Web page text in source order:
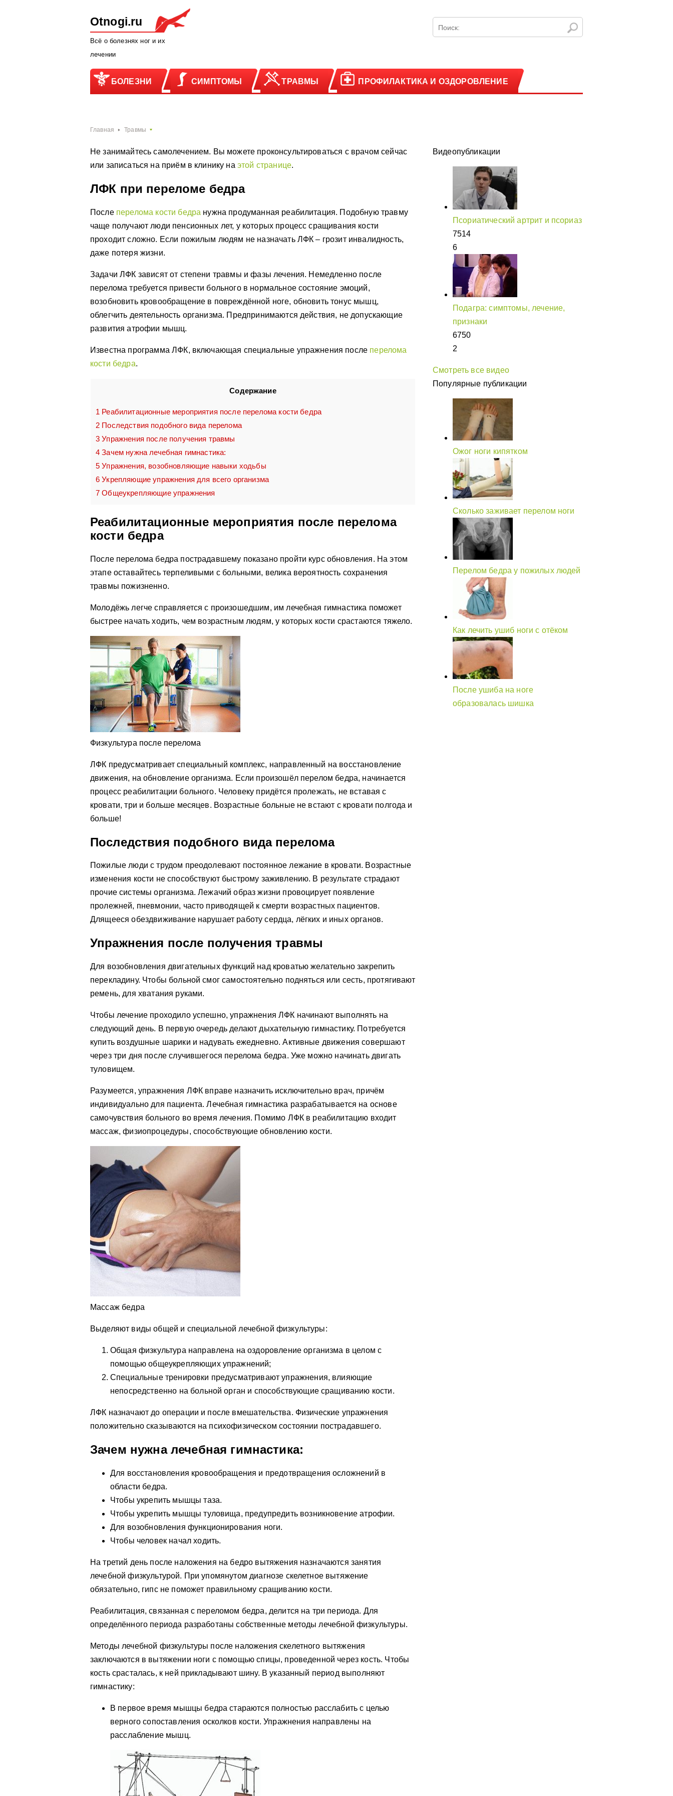
Otnogi.ru
Всё о болезнях ног и их
лечении
БОЛЕЗНИ СИМПТОМЫ ТРАВМЫ ПРОФИЛАКТИКА И ОЗДОРОВЛЕНИЕ
Главная Травмы
Не занимайтесь самолечением. Вы можете проконсультироваться с врачом сейчас
или записаться на приём в клинику на этой странице.
ЛФК при переломе бедра
После перелома кости бедра нужна продуманная реабилитация. Подобную травму
чаще получают люди пенсионных лет, у которых процесс сращивания кости
проходит сложно. Если пожилым людям не назначать ЛФК – грозит инвалидность,
даже потеря жизни.
Задачи ЛФК зависят от степени травмы и фазы лечения. Немедленно после
перелома требуется привести больного в нормальное состояние эмоций,
возобновить кровообращение в повреждённой ноге, обновить тонус мышц,
облегчить деятельность организма. Предпринимаются действия, не допускающие
развития атрофии мышц.
Известна программа ЛФК, включающая специальные упражнения после перелома
кости бедра.
Содержание
1 Реабилитационные мероприятия после перелома кости бедра
2 Последствия подобного вида перелома
3 Упражнения после получения травмы
4 Зачем нужна лечебная гимнастика:
5 Упражнения, возобновляющие навыки ходьбы
6 Укрепляющие упражнения для всего организма
7 Общеукрепляющие упражнения
Реабилитационные мероприятия после перелома
кости бедра
После перелома бедра пострадавшему показано пройти курс обновления. На этом
этапе оставайтесь терпеливыми с больными, велика вероятность сохранения
травмы пожизненно.
Молодёжь легче справляется с произошедшим, им лечебная гимнастика поможет
быстрее начать ходить, чем возрастным людям, у которых кости срастаются тяжело.
Физкультура после перелома
ЛФК предусматривает специальный комплекс, направленный на восстановление
движения, на обновление организма. Если произошёл перелом бедра, начинается
процесс реабилитации больного. Человеку придётся пролежать, не вставая с
кровати, три и больше месяцев. Возрастные больные не встают с кровати полгода и
больше!
Последствия подобного вида перелома
Пожилые люди с трудом преодолевают постоянное лежание в кровати. Возрастные
изменения кости не способствуют быстрому заживлению. В результате страдают
прочие системы организма. Лежачий образ жизни провоцирует появление
пролежней, пневмонии, часто приводящей к смерти возрастных пациентов.
Длящееся обездвиживание нарушает работу сердца, лёгких и иных органов.
Упражнения после получения травмы
Для возобновления двигательных функций над кроватью желательно закрепить
перекладину. Чтобы больной смог самостоятельно подняться или сесть, протягивают
ремень, для хватания руками.
Чтобы лечение проходило успешно, упражнения ЛФК начинают выполнять на
следующий день. В первую очередь делают дыхательную гимнастику. Потребуется
купить воздушные шарики и надувать ежедневно. Активные движения совершают
через три дня после случившегося перелома бедра. Уже можно начинать двигать
туловищем.
Разумеется, упражнения ЛФК вправе назначить исключительно врач, причём
индивидуально для пациента. Лечебная гимнастика разрабатывается на основе
самочувствия больного во время лечения. Помимо ЛФК в реабилитацию входит
массаж, физиопроцедуры, способствующие обновлению кости.
Массаж бедра
Выделяют виды общей и специальной лечебной физкультуры:
Общая физкультура направлена на оздоровление организма в целом с
помощью общеукрепляющих упражнений;
Специальные тренировки предусматривают упражнения, влияющие
непосредственно на больной орган и способствующие сращиванию кости.
ЛФК назначают до операции и после вмешательства. Физические упражнения
положительно сказываются на психофизическом состоянии пострадавшего.
Зачем нужна лечебная гимнастика:
Для восстановления кровообращения и предотвращения осложнений в
области бедра.
Чтобы укрепить мышцы таза.
Чтобы укрепить мышцы туловища, предупредить возникновение атрофии.
Для возобновления функционирования ноги.
Чтобы человек начал ходить.
На третий день после наложения на бедро вытяжения назначаются занятия
лечебной физкультурой. При упомянутом диагнозе скелетное вытяжение
обязательно, гипс не поможет правильному сращиванию кости.
Реабилитация, связанная с переломом бедра, делится на три периода. Для
определённого периода разработаны собственные методы лечебной физкультуры.
Методы лечебной физкультуры после наложения скелетного вытяжения
заключаются в вытяжении ноги с помощью спицы, проведенной через кость. Чтобы
кость срасталась, к ней прикладывают шину. В указанный период выполняют
гимнастику:
В первое время мышцы бедра стараются полностью расслабить с целью
верного сопоставления осколков кости. Упражнения направлены на
расслабление мышц.
Видеопубликации
Псориатический артрит и псориаз
7514
6
Подагра: симптомы, лечение,
признаки
6750
2
Смотреть все видео
Популярные публикации
Ожог ноги кипятком
Сколько заживает перелом ноги
Перелом бедра у пожилых людей
Как лечить ушиб ноги с отёком
После ушиба на ноге
образовалась шишка